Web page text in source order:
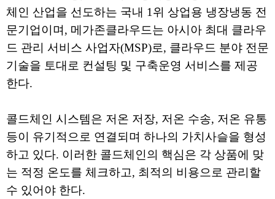
체인 산업을 선도하는 국내 1위 상업용 냉장냉동 전
문기업이며, 메가존클라우드는 아시아 최대 클라우
드 관리 서비스 사업자(MSP)로, 클라우드 분야 전문
기술을 토대로 컨설팅 및 구축운영 서비스를 제공
한다.
콜드체인 시스템은 저온 저장, 저온 수송, 저온 유통
등이 유기적으로 연결되며 하나의 가치사슬을 형성
하고 있다. 이러한 콜드체인의 핵심은 각 상품에 맞
는 적정 온도를 체크하고, 최적의 비용으로 관리할
수 있어야 한다.